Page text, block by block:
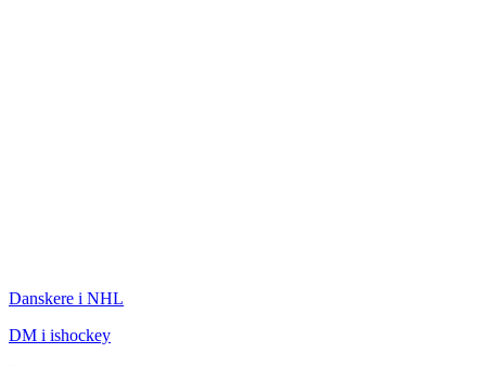
Danskere i NHL
DM i ishockey